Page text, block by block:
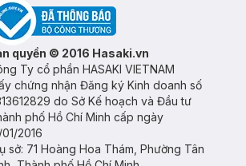
quyền © 2016 Hasaki.vn
Ty cổ phần HASAKI VIETNAM
chứng nhận Đăng ký Kinh doanh số
do Sở Kế hoạch và Đầu tư
phố Hồ Chí Minh cấp ngày
01/2016
sở: 71 Hoàng Hoa Thám, Phường Tân